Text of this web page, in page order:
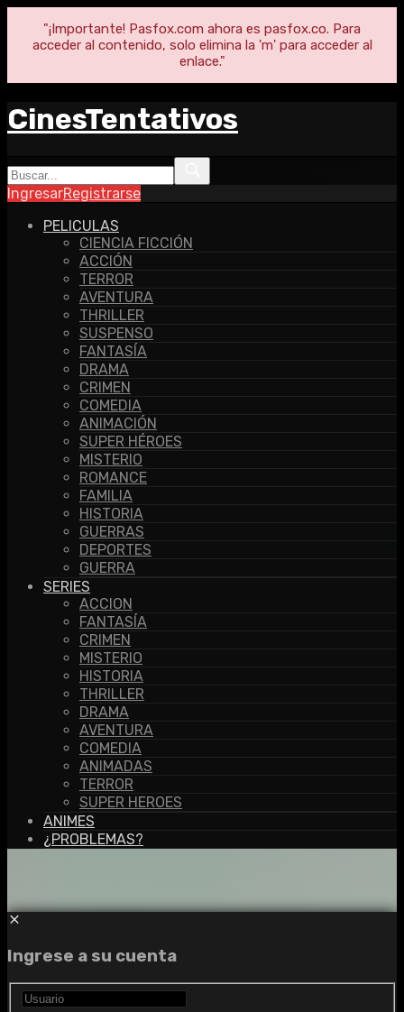
"¡Importante! Pasfox.com ahora es pasfox.co. Para
acceder al contenido, solo elimina la 'm' para acceder al
enlace."
CinesTentativos
IngresarRegistrarse
PELICULAS
CIENCIA FICCIÓN
ACCIÓN
TERROR
AVENTURA
THRILLER
SUSPENSO
FANTASÍA
DRAMA
CRIMEN
COMEDIA
ANIMACIÓN
SUPER HÉROES
MISTERIO
ROMANCE
FAMILIA
HISTORIA
GUERRAS
DEPORTES
GUERRA
SERIES
ACCION
FANTASÍA
CRIMEN
MISTERIO
HISTORIA
THRILLER
DRAMA
AVENTURA
COMEDIA
ANIMADAS
TERROR
SUPER HEROES
ANIMES
¿PROBLEMAS?
Ingrese a su cuenta